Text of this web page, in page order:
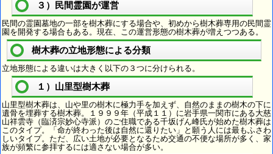
３）民間霊園が運営
民間の霊園墓地の一部を樹木葬にする場合や、初めから樹木葬専用の民間霊
園を開発する場合もある。現在、この運営形態の樹木葬が増えつつある。
樹木葬の立地形態による分類
立地形態による違いは大きく以下の３つに分けられる。
１）山里型樹木葬
山里型樹木葬は、山や里の樹木に極力手を加えず、自然のままの樹木の下に
遺骨を埋葬する樹木葬。１９９９年（平成１１）に岩手県一関市にある大慈
山祥雲寺（臨済宗妙心寺派）のご住職である千坂げん峰氏が始めた樹木葬は
このタイプ。「命が終わった後は自然に還りたい」と願う人には最もふさわ
しいタイプ。ただ、広い土地が必要となるため交通の不便な場所が多く、家
族が頻繁に参拝するには適さない場合が多い。